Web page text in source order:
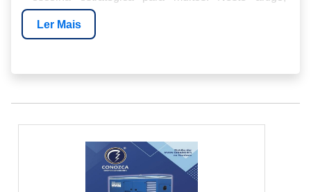
vamos explorar como você pode aproveitar ao
máximo essa solução, garantindo eficiência e
COMO ESCOLHER O GERADOR CERTO
POR QUE ESCOLHER ENERGIA24HORAS
PERGUNTAS FREQUENTES
Ler Mais